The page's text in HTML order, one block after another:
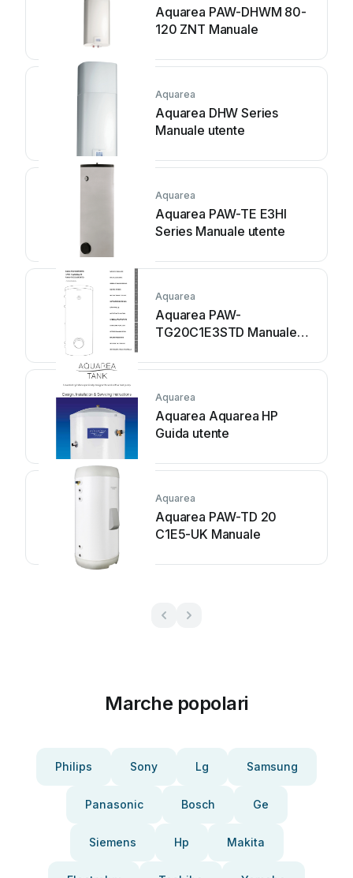
Aquarea PAW-DHWM 80-
120 ZNT Manuale
Aquarea
Aquarea DHW Series
Manuale utente
Aquarea
Aquarea PAW-TE E3HI
Series Manuale utente
Aquarea
Aquarea PAW-
TG20C1E3STD Manuale
Aquarea
Aquarea Aquarea HP
Guida utente
Aquarea
Aquarea PAW-TD 20
C1E5-UK Manuale
Marche popolari
Philips Sony Lg Samsung
Panasonic Bosch Ge
Siemens Hp Makita